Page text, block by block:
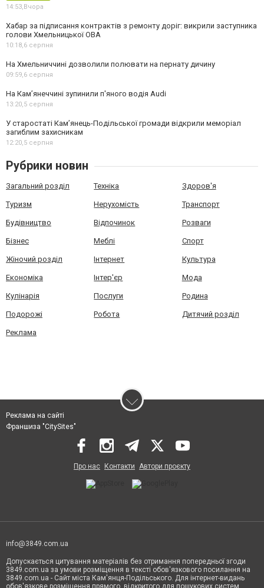
14:53,Вчора
Хабар за підписання контрактів з ремонту доріг: викрили заступника
голови Хмельницької ОВА
10:18,6 серпня
На Хмельниччині дозволили полювати на пернату дичину
09:59,6 серпня
На Камʼянеччині зупинили п'яного водія Audi
13:20,5 серпня
У старостаті Кам’янець-Подільської громади відкрили меморіал
загиблим захисникам
12:20,5 серпня
Рубрики новин
Загальний розділ Техніка Здоров'я
Туризм Нерухомість Транспорт
Будівництво Відпочинок Розваги
Бізнес Меблі Спорт
Жіночий розділ Інтернет Культура
Економіка Інтер'єр Мода
Кулінарія Послуги Родина
Подорожі Робота Дитячий розділ
Реклама
Реклама на сайті
Франшиза "CitySites"
Про нас Контакти Автори проєкту
info@3849.com.ua
Допускається цитування матеріалів без отримання попередньої згоди
3849.com.ua за умови розміщення в тексті обов'язкового посилання на
3849.com.ua - Сайт міста Кам'янця-Подільського. Для інтернет-видань
обов'язкове розміщення прямого, відкритого для пошукових систем